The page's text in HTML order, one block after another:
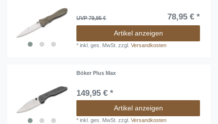
UVP 79,95 € 78,95 € *
Artikel anzeigen
*inkl. ges. MwSt. zzgl.Versandkosten
Böker Plus Max
149,95 € *
Artikel anzeigen
*inkl. ges. MwSt. zzgl.Versandkosten